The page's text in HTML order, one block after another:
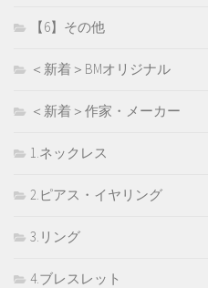
【6】その他
＜新着＞BMオリジナル
＜新着＞作家・メーカー
1.ネックレス
2.ピアス・イヤリング
3.リング
4.ブレスレット